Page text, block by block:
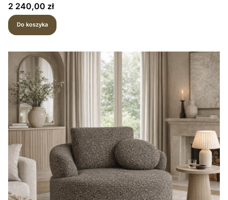
Cena
2 240,00 zł
Do koszyka